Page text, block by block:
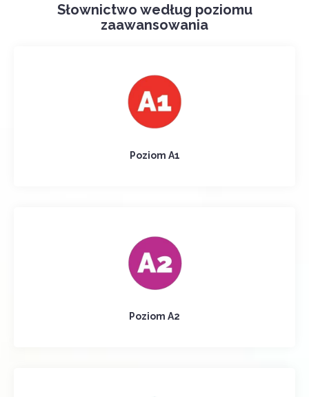
Słownictwo według poziomu
zaawansowania
Poziom A1
Poziom A2